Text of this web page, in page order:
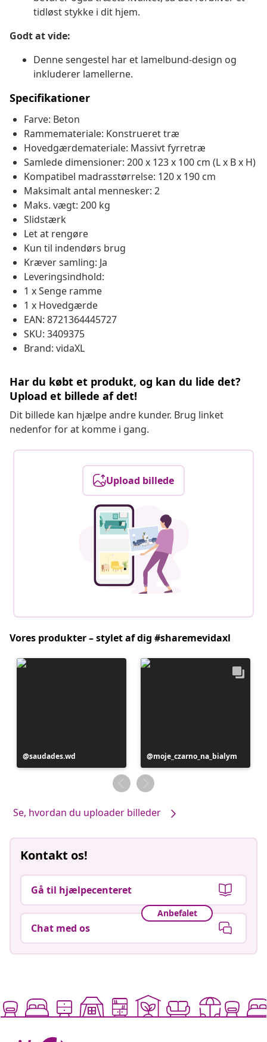
tidløst stykke i dit hjem.
Godt at vide:
Denne sengestel har et lamelbund-design og
inkluderer lamellerne.
Specifikationer
Farve: Beton
Rammemateriale: Konstrueret træ
Hovedgærdemateriale: Massivt fyrretræ
Samlede dimensioner: 200 x 123 x 100 cm (L x B x H)
Kompatibel madrasstørrelse: 120 x 190 cm
Maksimalt antal mennesker: 2
Maks. vægt: 200 kg
Slidstærk
Let at rengøre
Kun til indendørs brug
Kræver samling: Ja
Leveringsindhold:
1 x Senge ramme
1 x Hovedgærde
EAN: 8721364445727
SKU: 3409375
Brand: vidaXL
Har du købt et produkt, og kan du lide det?
Upload et billede af det!
Dit billede kan hjælpe andre kunder. Brug linket
nedenfor for at komme i gang.
Upload billede
Vores produkter – stylet af dig #sharemevidaxl
Opslag
offentliggjort
saudades.wd
Opslag
offentliggjort
af
moje_czarno_na_bialym
Se, hvordan du uploader billeder
Kontakt os!
Gå til hjælpecenteret
Anbefalet
Chat med os